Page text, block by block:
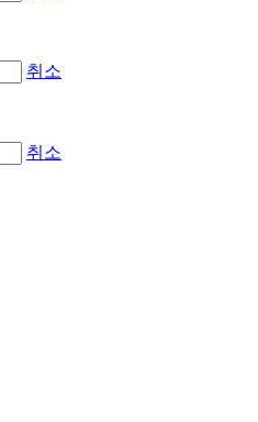
취소
취소